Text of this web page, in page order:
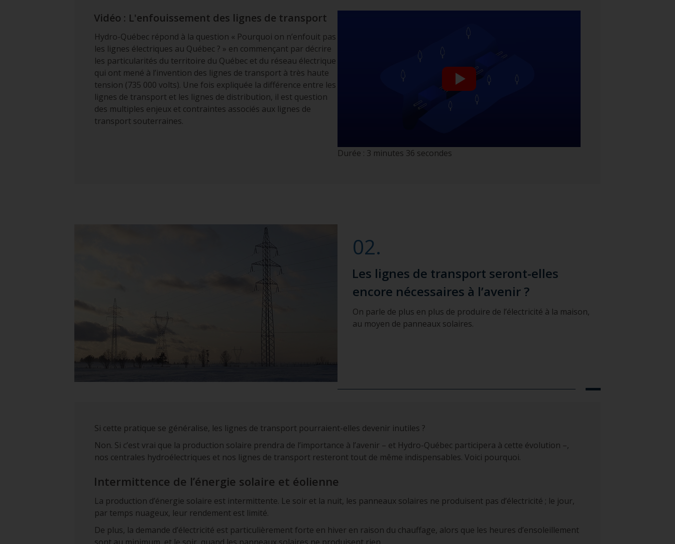
Vidéo : L'enfouissement des lignes de transport
Hydro-Québec répond à la question « Pourquoi on n’enfouit pas
les lignes électriques au Québec ? » en commençant par décrire
les particularités du territoire du Québec et du réseau électrique
qui ont mené à l’invention des lignes de transport à très haute
tension (735 000 volts). Une fois expliquée la différence entre les
lignes de transport et les lignes de distribution, il est question
des multiples enjeux et contraintes associés aux lignes de
transport souterraines.
Durée : 3 minutes 36 secondes
02.
Les lignes de transport seront-elles
encore nécessaires à l’avenir ?
On parle de plus en plus de produire de l’électricité à la maison,
au moyen de panneaux solaires.
Si cette pratique se généralise, les lignes de transport pourraient-elles devenir inutiles ?
Non. Si c’est vrai que la production solaire prendra de l’importance à l’avenir – et Hydro-Québec participera à cette évolution –,
nos centrales hydroélectriques et nos lignes de transport resteront tout de même indispensables. Voici pourquoi.
Intermittence de l’énergie solaire et éolienne
La production d’énergie solaire est intermittente. Le soir et la nuit, les panneaux solaires ne produisent pas d’électricité ; le jour,
par temps nuageux, leur rendement est limité.
De plus, la demande d’électricité est particulièrement forte en hiver en raison du chauffage, alors que les heures d’ensoleillement